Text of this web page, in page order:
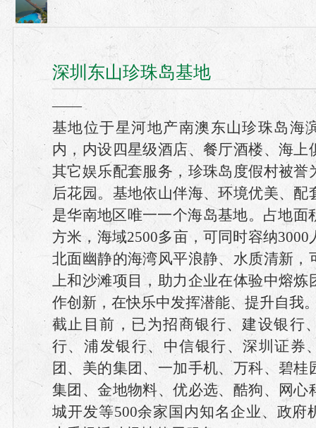
深圳东山珍珠岛基地 深圳东山珍珠岛基地
深圳东山珍珠岛基地
——
基地位于星河地产南澳东山珍珠岛海
内，内设四星级酒店、餐厅酒楼、海上
其它娱乐配套服务，珍珠岛度假村被誉
后花园。基地依山伴海、环境优美、配
是华南地区唯一一个海岛基地。占地面
方米，海域2500多亩，可同时容纳3000
北面幽静的海湾风平浪静、水质清新，
上和沙滩项目，助力企业在体验中熔炼
作创新，在快乐中发挥潜能、提升自我
截止目前，已为招商银行、建设银行
行、浦发银行、中信银行、深圳证券
团、美的集团、一加手机、万科、碧桂
集团、金地物料、优必选、酷狗、网心
城开发等500余家国内知名企业、政府